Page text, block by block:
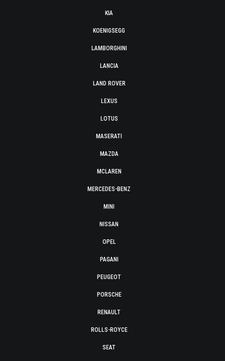
KIA
KOENIGSEGG
LAMBORGHINI
LANCIA
LAND ROVER
LEXUS
LOTUS
MASERATI
MAZDA
MCLAREN
MERCEDES-BENZ
MINI
NISSAN
OPEL
PAGANI
PEUGEOT
PORSCHE
RENAULT
ROLLS-ROYCE
SEAT